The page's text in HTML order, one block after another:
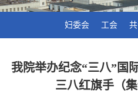
妇委会 工会
我院举办纪念“三八”国
三八红旗手（